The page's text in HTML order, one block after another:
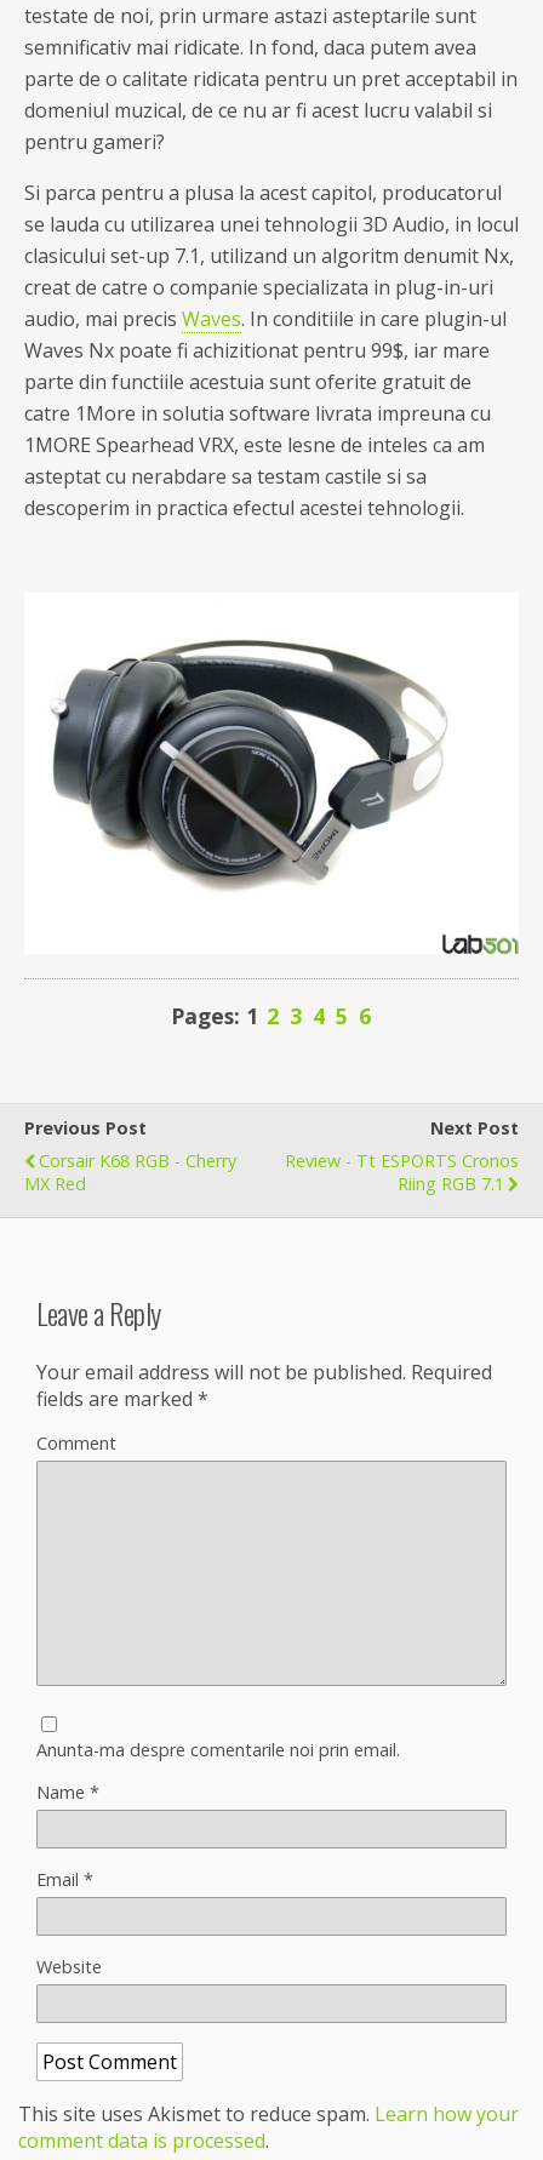
testate de noi, prin urmare astazi asteptarile sunt
semnificativ mai ridicate. In fond, daca putem avea
parte de o calitate ridicata pentru un pret acceptabil in
domeniul muzical, de ce nu ar fi acest lucru valabil si
pentru gameri?
Si parca pentru a plusa la acest capitol, producatorul
se lauda cu utilizarea unei tehnologii 3D Audio, in locul
clasicului set-up 7.1, utilizand un algoritm denumit Nx,
creat de catre o companie specializata in plug-in-uri
audio, mai precis Waves. In conditiile in care plugin-ul
Waves Nx poate fi achizitionat pentru 99$, iar mare
parte din functiile acestuia sunt oferite gratuit de
catre 1More in solutia software livrata impreuna cu
1MORE Spearhead VRX, este lesne de inteles ca am
asteptat cu nerabdare sa testam castile si sa
descoperim in practica efectul acestei tehnologii.
Pages: 1 2 3 4 5 6
Previous Post
Corsair K68 RGB - Cherry
MX Red
Next Post
Review - Tt ESPORTS Cronos
Riing RGB 7.1
Leave a Reply
Your email address will not be published. Required
fields are marked *
Comment
Anunta-ma despre comentarile noi prin email.
Name *
Email *
Website
This site uses Akismet to reduce spam. Learn how your
comment data is processed.